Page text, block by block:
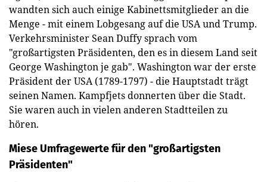
wandten sich auch einige Kabinettsmitglieder an die
Menge - mit einem Lobgesang auf die USA und Trump.
Verkehrsminister Sean Duffy sprach vom
"großartigsten Präsidenten, den es in diesem Land seit
George Washington je gab". Washington war der erste
Präsident der USA (1789-1797) - die Hauptstadt trägt
seinen Namen. Kampfjets donnerten über die Stadt.
Sie waren auch in vielen anderen Stadtteilen zu
hören.
Miese Umfragewerte für den "großartigsten
Präsidenten"